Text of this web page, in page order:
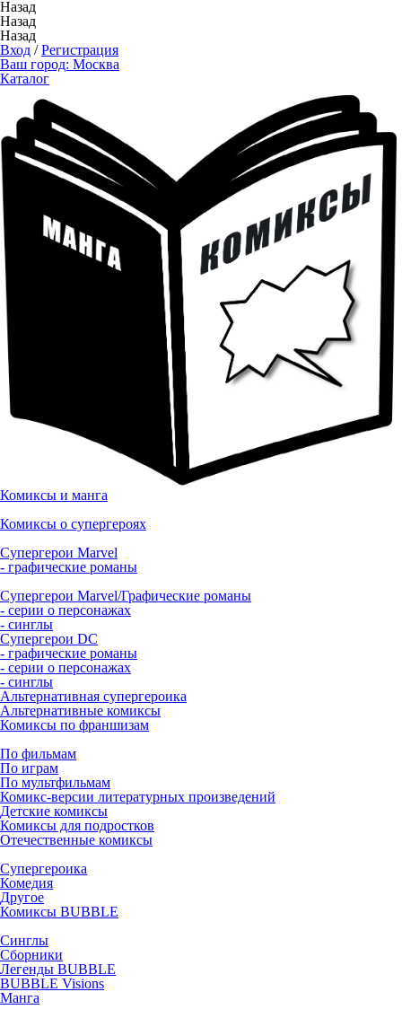
Назад
Назад
Назад
Вход /Регистрация
Ваш город: Москва
Каталог
Комиксы и манга
Комиксы о супергероях
Супергерои Marvel
- графические романы
Супергерои Marvel/Графические романы
- серии о персонажах
- синглы
Супергерои DC
- графические романы
- серии о персонажах
- синглы
Альтернативная супергероика
Альтернативные комиксы
Комиксы по франшизам
По фильмам
По играм
По мультфильмам
Комикс-версии литературных произведений
Детские комиксы
Комиксы для подростков
Отечественные комиксы
Супергероика
Комедия
Другое
Комиксы BUBBLE
Синглы
Сборники
Легенды BUBBLE
BUBBLE Visions
Манга